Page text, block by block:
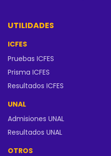
UTILIDADES
ICFES
Pruebas ICFES
Prisma ICFES
Resultados ICFES
UNAL
Admisiones UNAL
Resultados UNAL
OTROS